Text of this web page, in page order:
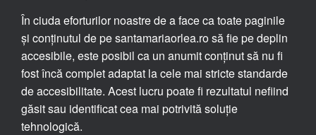
În ciuda eforturilor noastre de a face ca toate paginile
și conținutul de pe santamariaorlea.ro să fie pe deplin
accesibile, este posibil ca un anumit conținut să nu fi
fost încă complet adaptat la cele mai stricte standarde
de accesibilitate. Acest lucru poate fi rezultatul nefiind
găsit sau identificat cea mai potrivită soluție
tehnologică.